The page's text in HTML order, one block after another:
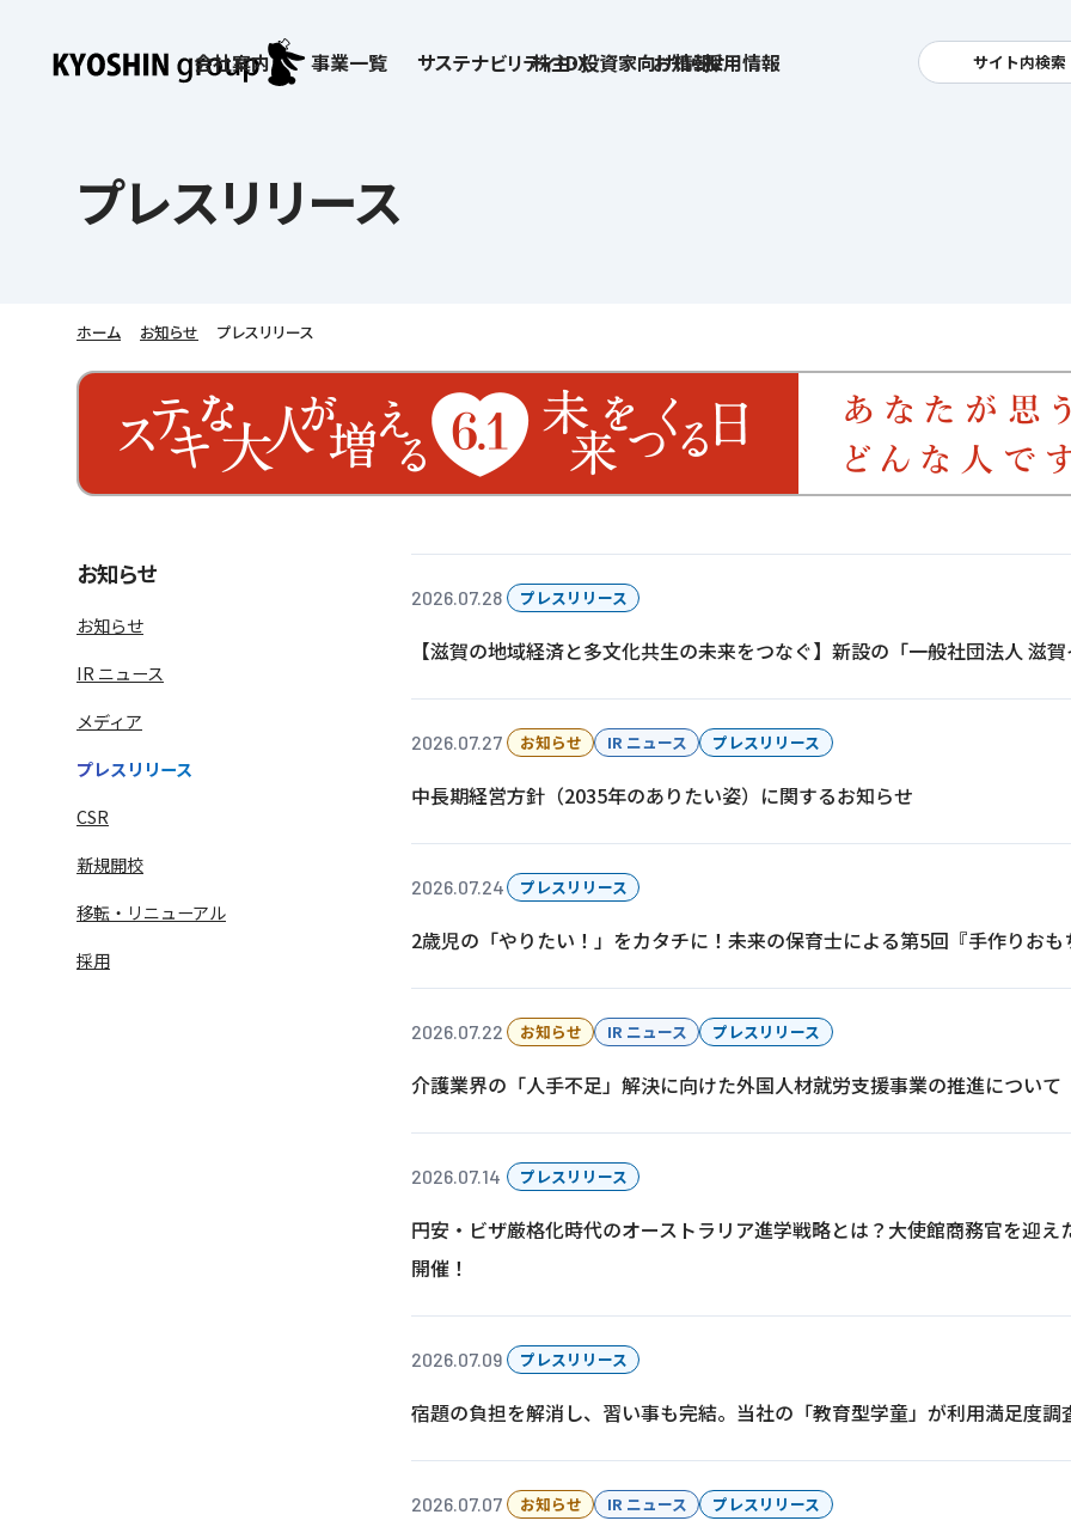
お知らせ
会社案内
企業理念
会社概要／組織図
社歌
ソーシャルメディア公式アカウント
事業一覧
語学学習や留学を支える ライフキャリアや就業を支える
ライフキャリアサービス一覧へ
育児
育児・暮らしサ
サステナビリティ・DX
お客さま満足度向上の取り組み
価値創造の取り組み
DX（デジタル変革）
DXビジョン・DX戦略
Kyoshin Digital Academy
情報セキュリティ方針
デジタルガバナンス方針
メッセージアーカイブス
株主・投資家向け情報
IR ニュース
株主・投資家の皆さまへ
連結業績・財務
IRライブラリー
採用情報
京進リクルートInstagram
中途採用
講師（アルバイト）募集
サイト内検索
プレスリリース
ホーム お知らせ プレスリリース
お知らせ
お知らせ
IR ニュース
メディア
プレスリリース
CSR
新規開校
移転・リニューアル
採用
2026.07.28 プレスリリース
【滋賀の地域経済と多文化共生の未来をつなぐ】新設の「一般社団法人 滋
2026.07.27 お知らせ IR ニュース プレスリリース
中長期経営方針（2035年のありたい姿）に関するお知らせ
2026.07.24 プレスリリース
2歳児の「やりたい！」をカタチに！未来の保育士による第5回『手作りお
2026.07.22 お知らせ IR ニュース プレスリリース
介護業界の「人手不足」解決に向けた外国人材就労支援事業の推進について
2026.07.14 プレスリリース
円安・ビザ厳格化時代のオーストラリア進学戦略とは？大使館商務官を迎
開催！
2026.07.09 プレスリリース
宿題の負担を解消し、習い事も完結。当社の「教育型学童」が利用満足度調
2026.07.07 お知らせ IR ニュース プレスリリース